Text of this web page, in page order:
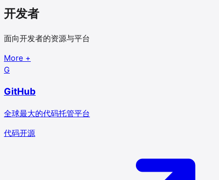
开发者
面向开发者的资源与平台
More +
G
GitHub
全球最大的代码托管平台
代码开源